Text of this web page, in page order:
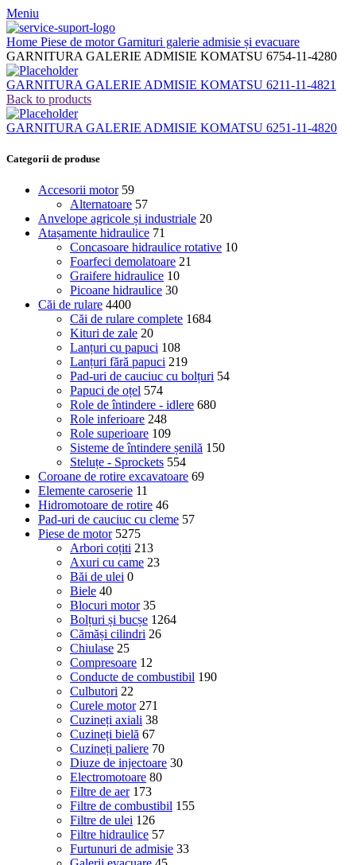
Meniu
Home Piese de motorGarnituri galerie admisie și evacuare
GARNITURA GALERIE ADMISIE KOMATSU 6754-11-4280
GARNITURA GALERIE ADMISIE KOMATSU 6211-11-4821
Back to products
GARNITURA GALERIE ADMISIE KOMATSU 6251-11-4820
Categorii de produse
Accesorii motor 59
Alternatoare 57
Anvelope agricole și industriale 20
Atașamente hidraulice 71
Concasoare hidraulice rotative 10
Foarfeci demolatoare 21
Graifere hidraulice 10
Picoane hidraulice 30
Căi de rulare 4400
Căi de rulare complete 1684
Kituri de zale 20
Lanțuri cu papuci 108
Lanțuri fără papuci 219
Pad-uri de cauciuc cu bolțuri 54
Papuci de oțel 574
Role de întindere - idlere 680
Role inferioare 248
Role superioare 109
Sisteme de întindere șenilă 150
Steluțe - Sprockets 554
Coroane de rotire excavatoare 69
Elemente caroserie 11
Hidromotoare de rotire 46
Pad-uri de cauciuc cu cleme 57
Piese de motor 5275
Arbori coțiti 213
Axuri cu came 23
Băi de ulei 0
Biele 40
Blocuri motor 35
Bolțuri și bucșe 1264
Cămăși cilindri 26
Chiulase 25
Compresoare 12
Conducte de combustibil 190
Culbutori 22
Curele motor 271
Cuzineți axiali 38
Cuzineți bielă 67
Cuzineți paliere 70
Diuze de injectoare 30
Electromotoare 80
Filtre de aer 173
Filtre de combustibil 155
Filtre de ulei 126
Filtre hidraulice 57
Furtunuri de admisie 33